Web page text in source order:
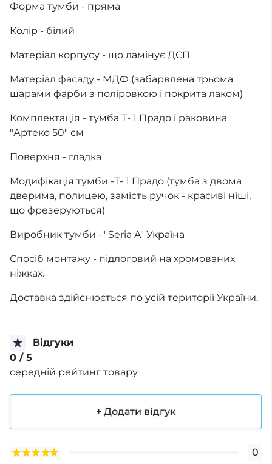
Форма тумби - пряма
Колір - білий
Матеріал корпусу - що ламінує ДСП
Матеріал фасаду - МДФ (забарвлена трьома
шарами фарби з поліровкою і покрита лаком)
Комплектація - тумба Т- 1 Прадо і раковина
"Артеко 50" см
Поверхня - гладка
Модифікація тумби -Т- 1 Прадо (тумба з двома
дверима, полицею, замість ручок - красиві ніші,
що фрезеруються)
Виробник тумби -" Seria A" Україна
Спосіб монтажу - підлоговий на хромованих
ніжках.
Доставка здійснюється по усій території України.
Відгуки
0 / 5
середній рейтинг товару
+ Додати відгук
0